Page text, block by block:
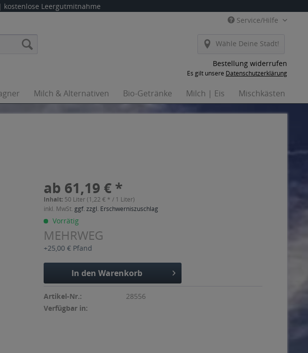
| kostenlose Leergutmitnahme
Service/Hilfe
Wähle Deine Stadt!
Bestellung widerrufen
Es gilt unsere Datenschutzerklärung
Milch & Alternativen Bio-Getränke Milch | Eis Mischkästen
ab 61,19 € *
Inhalt: 50 Liter (1,22 € * / 1 Liter)
inkl. MwSt. ggf. zzgl. Erschwerniszuschlag
Vorrätig
MEHRWEG
+25,00 € Pfand
In den Warenkorb
Artikel-Nr.:
28556
Verfügbar in: